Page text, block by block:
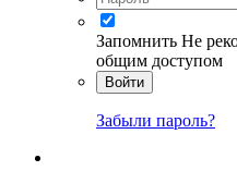
Запомнить Не
общим доступом
Войти
Забыли пароль?